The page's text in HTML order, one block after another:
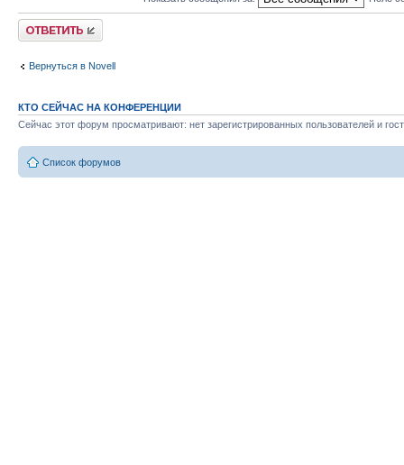
Ответить
Вернуться в Novell
КТО СЕЙЧАС НА КОНФЕРЕНЦИИ
Сейчас этот форум просматривают: нет зарегистрированных пользователей и
Список форумов